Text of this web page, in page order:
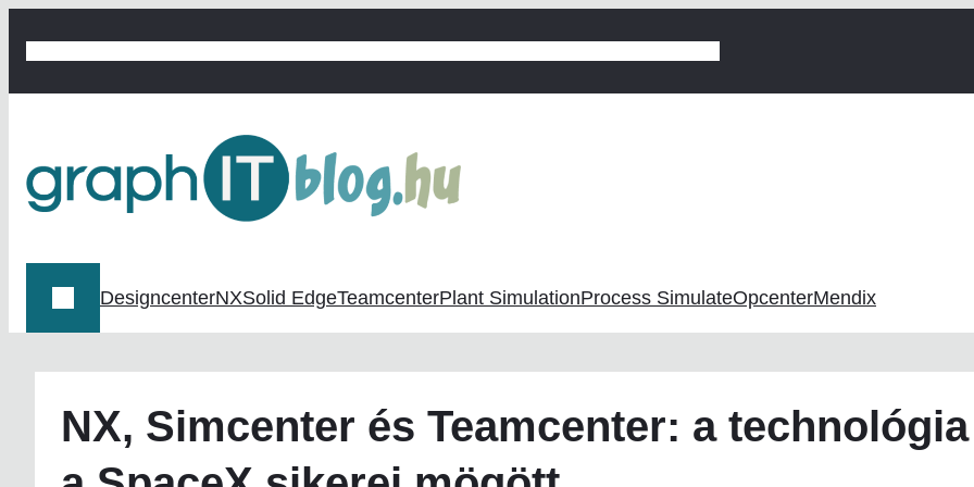
DesigncenterNXSolid EdgeTeamcenterPlant SimulationProcess SimulateOpcenterMendix
NX, Simcenter és Teamcenter: a technológia